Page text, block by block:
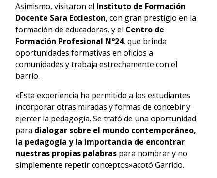
Asimismo, visitaron el Instituto de Formación
Docente Sara Eccleston, con gran prestigio en la
formación de educadoras, y el Centro de
Formación Profesional N°24, que brinda
oportunidades formativas en oficios a
comunidades y trabaja estrechamente con el
barrio.
«Esta experiencia ha permitido a los estudiantes
incorporar otras miradas y formas de concebir y
ejercer la pedagogía. Se trató de una oportunidad
para dialogar sobre el mundo contemporáneo,
la pedagogía y la importancia de encontrar
nuestras propias palabras para nombrar y no
simplemente repetir conceptos»acotó Garrido.